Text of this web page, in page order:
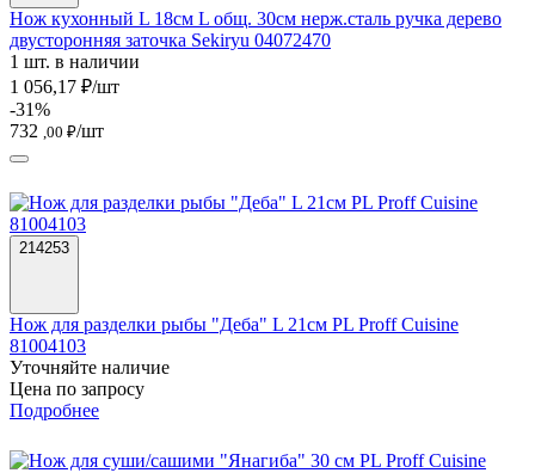
Нож кухонный L 18см L общ. 30см нерж.сталь ручка дерево
двусторонняя заточка Sekiryu 04072470
1 шт. в наличии
1 056,17 ₽/шт
-31%
732 ,00 ₽/шт
214253
Нож для разделки рыбы "Деба" L 21см PL Proff Cuisine
81004103
Уточняйте наличие
Цена по запросу
Подробнее